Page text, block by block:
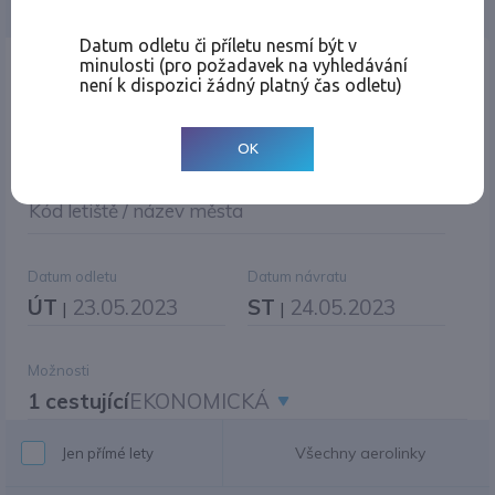
Místo odletu
Kód letiště / název města
Datum odletu
ÚT | 23.05.2023
Datum návratu
ST | 24.05.2023
Možnosti
1 cestujícíEKONOMICKÁ
Jen přímé lety Všechny aerolinky
Datum odletu či příletu nesmí být v
minulosti (pro požadavek na vyhledávání
není k dispozici žádný platný čas odletu)
OK